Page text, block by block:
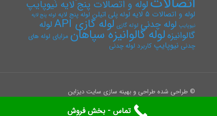
لوله و اتصالات پنج لایه نیوپایپ
لوله و اتصالات ۵ لایه لوله پلی اتیلن لوله پنج لایه لوله پنج لایه
نیوپایپ لوله چدنی لوله گازی لوله گازی API لوله
گالوانیزه لوله گالوانیزه سپاهان مزایای لوله های
چدنی نیوپایپ کاربرد لوله چدنی
© طراحی شده طراحی و بهینه سازی سایت دیزاین
تماس - بخش فروش